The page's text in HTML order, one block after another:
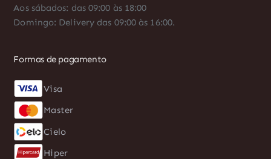
Aos sábados: das 09:00 às 18:00
Domingo: Delivery das 09:00 às 16:00.
Formas de pagamento
Visa
Master
Cielo
Hiper